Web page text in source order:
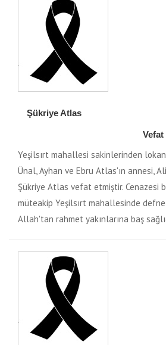
Şükriye Atlas
Vefat
Yeşilsırt mahallesi sakinlerinden
Ünal, Ayhan ve Ebru Atlas'ın annesi,
Şükriye Atlas vefat etmiştir. Cenazesi
müteakip Yeşilsırt mahallesinde
Allah'tan rahmet yakınlarına baş